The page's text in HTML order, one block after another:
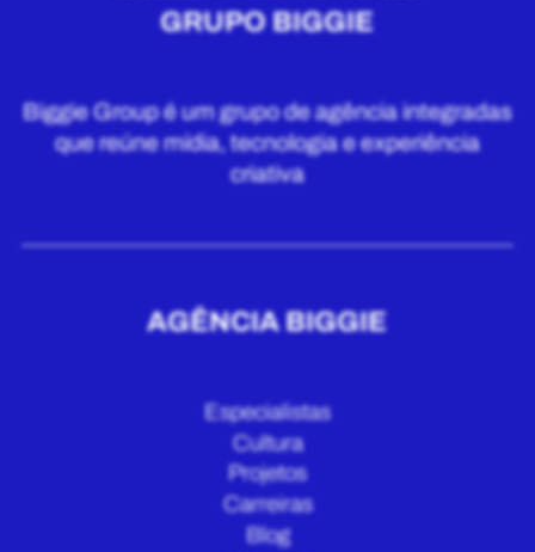
GRUPO BIGGIE
Biggie Group é um grupo de agência integradas
que reúne mídia, tecnologia e experiência
criativa
AGÊNCIA BIGGIE
Especialistas
Cultura
Projetos
Carreiras
Blog